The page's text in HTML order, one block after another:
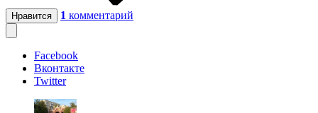
Нравится 1 комментарий
Facebook
Вконтакте
Twitter